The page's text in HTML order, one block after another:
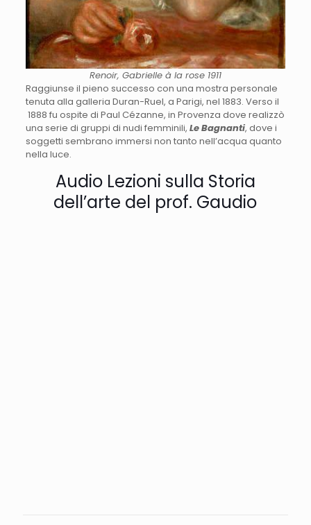
Renoir, Gabrielle à la rose 1911
Raggiunse il pieno successo con una mostra personale
tenuta alla galleria Duran-Ruel, a Parigi, nel 1883. Verso il
1888 fu ospite di Paul Cézanne, in Provenza dove realizzò
una serie di gruppi di nudi femminili, Le Bagnanti, dove i
soggetti sembrano immersi non tanto nell’acqua quanto
nella luce.
Audio Lezioni sulla Storia
dell’arte del prof. Gaudio